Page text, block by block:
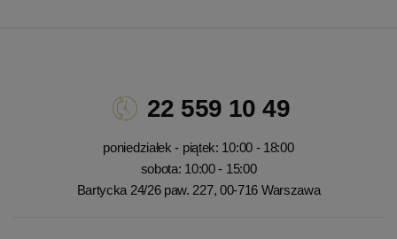
22 559 10 49
poniedziałek - piątek: 10:00 - 18:00
sobota: 10:00 - 15:00
Bartycka 24/26 paw. 227, 00-716 Warszawa